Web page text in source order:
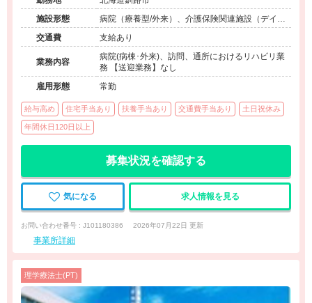
施設形態
病院（療養型/外来）、介護保険関連施設（デイケ
ア/訪問看護・リハ）
交通費 支給あり
業務内容
病院(病棟･外来)、訪問、通所におけるリハビリ業
務 【送迎業務】なし
雇用形態
常勤
給与高め 住宅手当あり 扶養手当あり 交通費手当あり 土日祝休み
年間休日120日以上
募集状況を確認する
気になる 求人情報を見る
お問い合わせ番号 : J101180386 2026年07月22日 更新
事業所詳細
理学療法士(PT)